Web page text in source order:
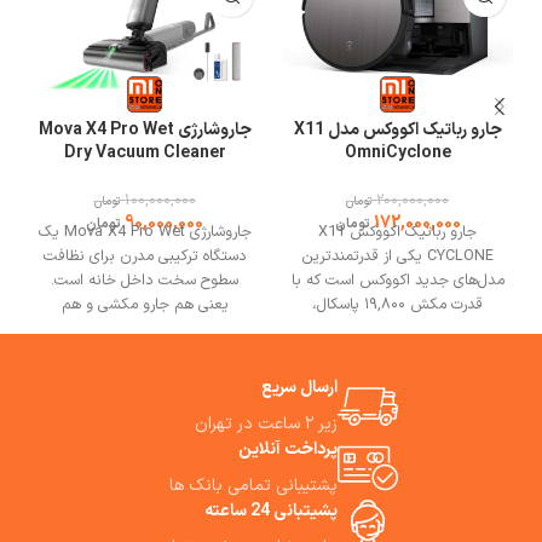
سرعت تصفیه سنسور ذرات معلق را انجام دهد.
جارو رباتیک اکووکس مدل X11
OmniCyclone
200,000,000 تومان
172,000,000 تومانجارو رباتیک اکووکس X11
CYCLONE یکی از قدرتمندترین
مدل‌های جدید اکووکس است که با
قدرت مکش ۱۹,۸۰۰ پاسکال،
نظافتی عمیق و مؤثر را روی انواع
فرش انجام می‌دهد. اکووکس x11
cyclone با عملکرد دوگانه
جاروکشی و تی‌کشی، فناوری هوش
مصنوعی AIVI 3.0 و سیستم ناوبری
LiDAR، موانع را با دقت بالا
تشخیص داده و بصورت هوشمند
بهترین مسیر نظافت را انتخاب
جاروشارژی Mova X4 Pro Wet
Dry Vacuum Cleaner
100,000,000 تومان
90,000,000 تومان
جاروشارژی Mova X4 Pro Wet یک
دستگاه ترکیبی مدرن برای نظافت
سطوح سخت داخل خانه است.
یعنی هم جارو مکشی و هم
زمین‌شویی مرطوب را با هم انجام
خانه‌های امروزی با نیاز به تمیزکاری
می‌شوند که برای کسانی که دنبال
ارسال سریع
زیر ۲ ساعت در تهران
پرداخت آنلاین
پشتیبانی تمامی بانک ها
پشیتبانی 24 ساعته